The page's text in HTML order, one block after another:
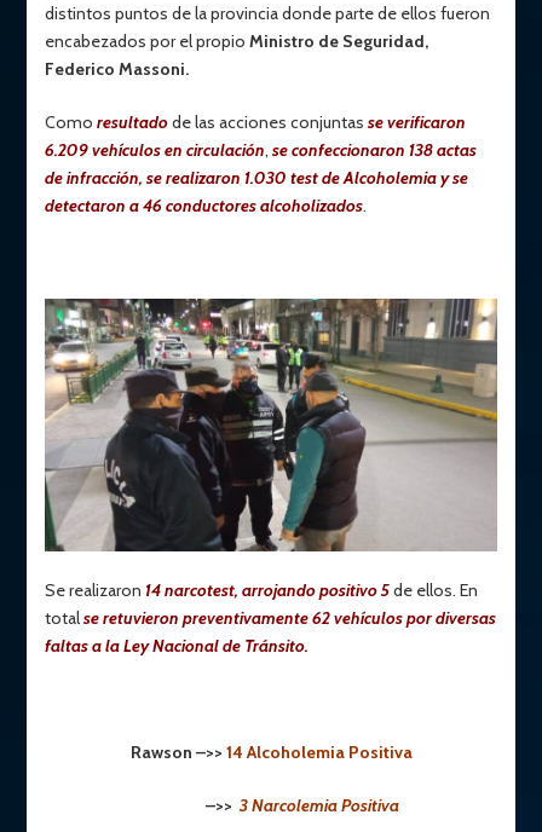
distintos puntos de la provincia donde parte de ellos fueron
encabezados por el propioMinistro de Seguridad,
Federico Massoni.
Comoresultadode las acciones conjuntasse verificaron
6.209 vehículos en circulación,se confeccionaron 138 actas
de infracción, se realizaron 1.030 test de Alcoholemia y se
detectaron a 46 conductores alcoholizados.
Se realizaron 14 narcotest, arrojando positivo 5de ellos. En
totalse retuvieron preventivamente 62 vehículos por diversas
faltas a la Ley Nacional de Tránsito.
Rawson –>> 14 Alcoholemia Positiva
–>> 3 Narcolemia Positiva